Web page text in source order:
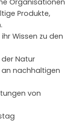
Organisationen
Produkte,
Wissen zu den
Natur
nachhaltigen
von